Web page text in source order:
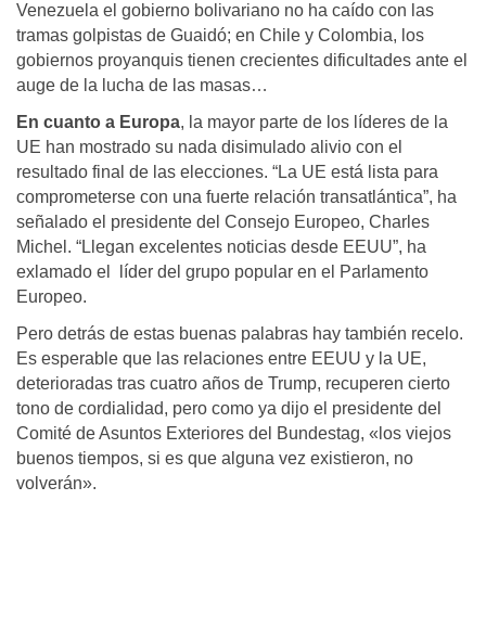
Venezuela el gobierno bolivariano no ha caído con las
tramas golpistas de Guaidó; en Chile y Colombia, los
gobiernos proyanquis tienen crecientes dificultades ante el
auge de la lucha de las masas…
En cuanto a Europa, la mayor parte de los líderes de la
UE han mostrado su nada disimulado alivio con el
resultado final de las elecciones. “La UE está lista para
comprometerse con una fuerte relación transatlántica”, ha
señalado el presidente del Consejo Europeo, Charles
Michel. “Llegan excelentes noticias desde EEUU”, ha
exlamado el líder del grupo popular en el Parlamento
Europeo.
Pero detrás de estas buenas palabras hay también recelo.
Es esperable que las relaciones entre EEUU y la UE,
deterioradas tras cuatro años de Trump, recuperen cierto
tono de cordialidad, pero como ya dijo el presidente del
Comité de Asuntos Exteriores del Bundestag, «los viejos
buenos tiempos, si es que alguna vez existieron, no
volverán».